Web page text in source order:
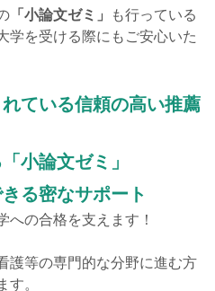
「小論文ゼミ」
も行っている
学を受ける際にもご安心いた
ている信頼の高い推薦
小論文ゼミ」
る密なサポート
への合格を支えます！
護等の専門的な分野に進む方
す。